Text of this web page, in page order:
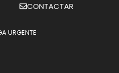
CONTACTAR
URGENTE